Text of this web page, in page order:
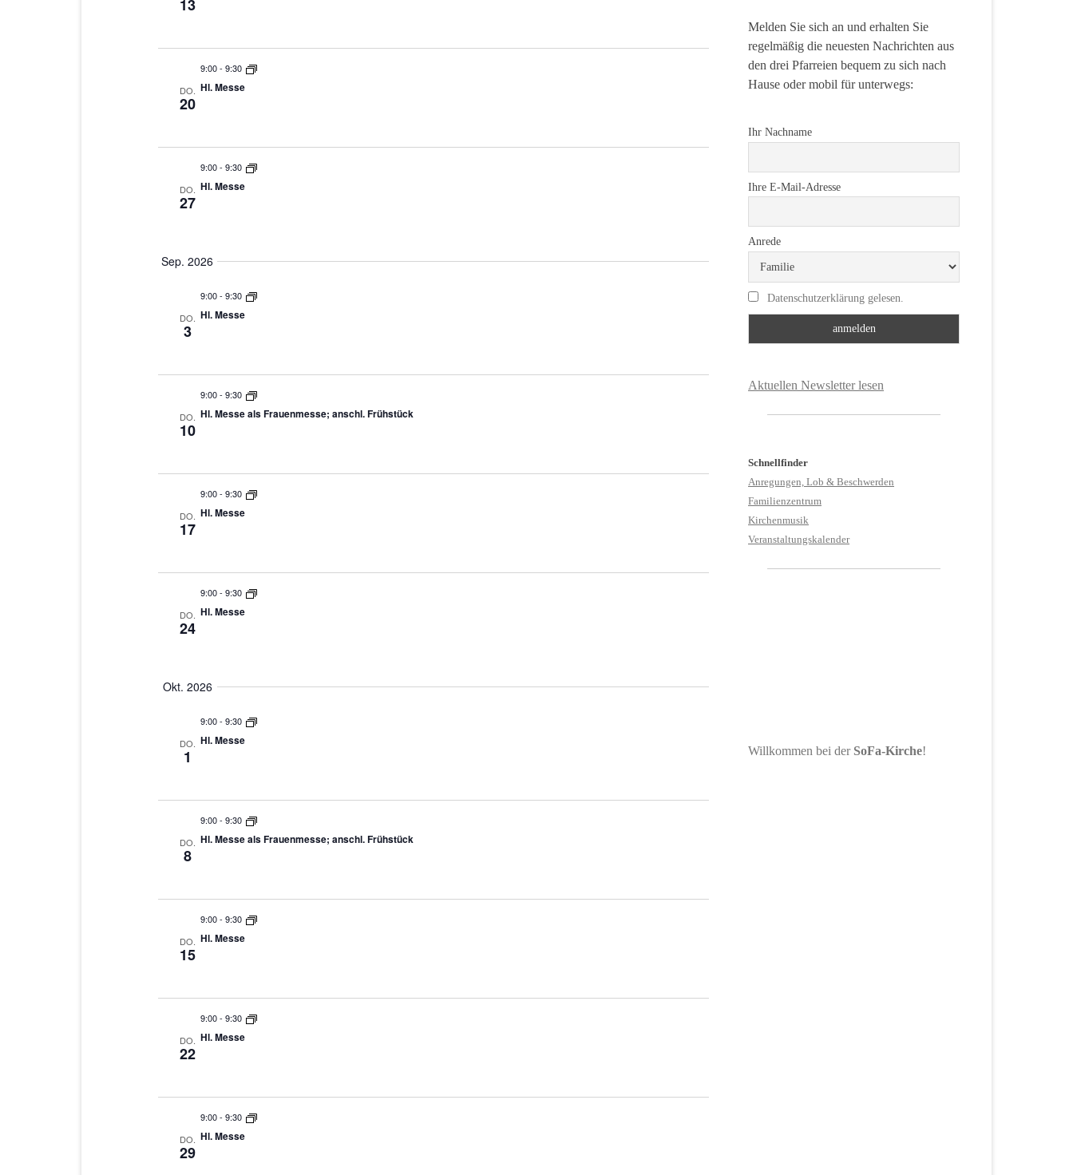
13
DO.
20
9:00- 9:30
Hl. Messe
DO.
27
9:00- 9:30
Hl. Messe
Sep. 2026
DO.
3
9:00- 9:30
Hl. Messe
DO.
10
9:00- 9:30
Hl. Messe als Frauenmesse; anschl. Frühstück
DO.
17
9:00- 9:30
Hl. Messe
DO.
24
9:00- 9:30
Hl. Messe
Okt. 2026
DO.
1
9:00- 9:30
Hl. Messe
DO.
8
9:00- 9:30
Hl. Messe als Frauenmesse; anschl. Frühstück
DO.
15
9:00- 9:30
Hl. Messe
DO.
22
9:00- 9:30
Hl. Messe
DO.
29
9:00- 9:30
Hl. Messe
Melden Sie sich an und erhalten Sie
regelmäßig die neuesten Nachrichten aus
den drei Pfarreien bequem zu sich nach
Hause oder mobil für unterwegs:
Ihr Nachname
Ihre E-Mail-Adresse
Anrede
Datenschutzerklärung gelesen.
Aktuellen Newsletter lesen
Schnellfinder
Anregungen, Lob & Beschwerden
Familienzentrum
Kirchenmusik
Veranstaltungskalender
Willkommen bei der SoFa-Kirche!